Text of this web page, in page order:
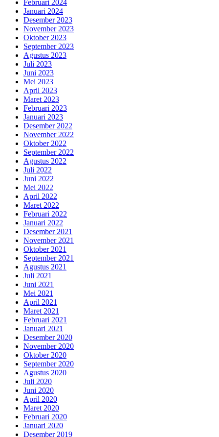
Februari 2024
Januari 2024
Desember 2023
November 2023
Oktober 2023
September 2023
Agustus 2023
Juli 2023
Juni 2023
Mei 2023
April 2023
Maret 2023
Februari 2023
Januari 2023
Desember 2022
November 2022
Oktober 2022
September 2022
Agustus 2022
Juli 2022
Juni 2022
Mei 2022
April 2022
Maret 2022
Februari 2022
Januari 2022
Desember 2021
November 2021
Oktober 2021
September 2021
Agustus 2021
Juli 2021
Juni 2021
Mei 2021
April 2021
Maret 2021
Februari 2021
Januari 2021
Desember 2020
November 2020
Oktober 2020
September 2020
Agustus 2020
Juli 2020
Juni 2020
April 2020
Maret 2020
Februari 2020
Januari 2020
Desember 2019